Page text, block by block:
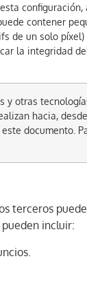
contener
de un solo
la integridad
y otras
hacia,
documento.
terceros
incluir: